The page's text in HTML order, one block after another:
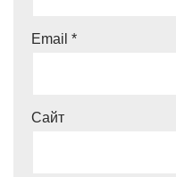
Email *
Сайт